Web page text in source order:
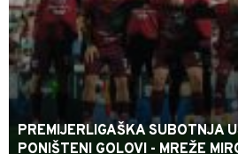
PREMIJERLIGAŠKA SUBOTNJA
PONIŠTENI GOLOVI - MREŽE